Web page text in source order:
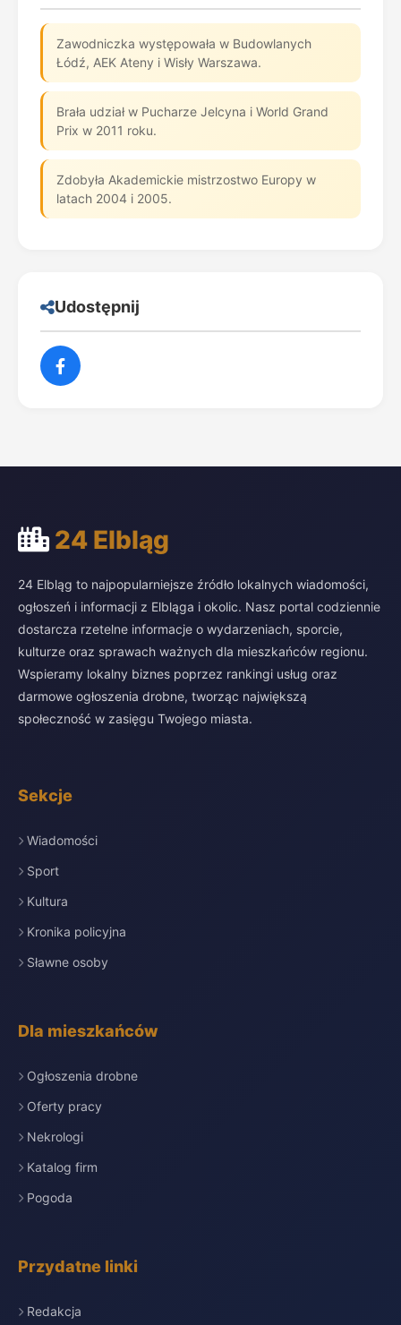
Zawodniczka występowała w Budowlanych
Łódź, AEK Ateny i Wisły Warszawa.
Brała udział w Pucharze Jelcyna i World Grand
Prix w 2011 roku.
Zdobyła Akademickie mistrzostwo Europy w
latach 2004 i 2005.
Udostępnij
24 Elbląg
24 Elbląg to najpopularniejsze źródło lokalnych wiadomości,
ogłoszeń i informacji z Elbląga i okolic. Nasz portal codziennie
dostarcza rzetelne informacje o wydarzeniach, sporcie,
kulturze oraz sprawach ważnych dla mieszkańców regionu.
Wspieramy lokalny biznes poprzez rankingi usług oraz
darmowe ogłoszenia drobne, tworząc największą
społeczność w zasięgu Twojego miasta.
Sekcje
Wiadomości
Sport
Kultura
Kronika policyjna
Sławne osoby
Dla mieszkańców
Ogłoszenia drobne
Oferty pracy
Nekrologi
Katalog firm
Pogoda
Przydatne linki
Redakcja